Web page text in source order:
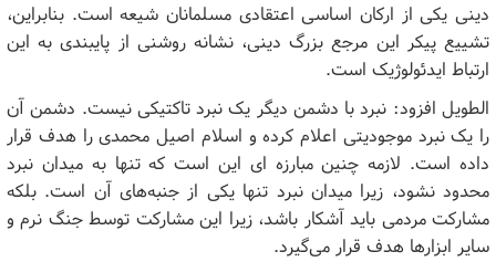
دینی یکی از ارکان اساسی اعتقادی مسلمانان شیعه است. بنابراین،
تشییع پیکر این مرجع بزرگ دینی، نشانه روشنی از پایبندی به این
ارتباط ایدئولوژیک است.
الطویل افزود: نبرد با دشمن دیگر یک نبرد تاکتیکی نیست. دشمن آن
را یک نبرد موجودیتی اعلام کرده و اسلام اصیل محمدی را هدف قرار
داده است. لازمه چنین مبارزه ای این است که تنها به میدان نبرد
محدود نشود، زیرا میدان نبرد تنها یکی از جنبه‌های آن است. بلکه
مشارکت مردمی باید آشکار باشد، زیرا این مشارکت توسط جنگ نرم و
سایر ابزارها هدف قرار می‌گیرد.